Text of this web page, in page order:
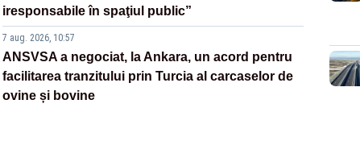
iresponsabile în spaţiul public”
7 aug. 2026, 10:57
ANSVSA a negociat, la Ankara, un acord pentru
facilitarea tranzitului prin Turcia al carcaselor de
ovine și bovine